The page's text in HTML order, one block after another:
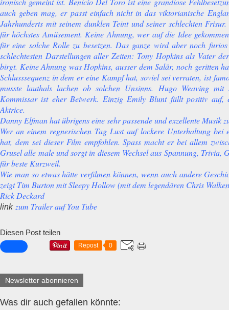
auch geben mag, er passt einfach nicht in das viktorianische
Jahrhunderts mit seinem dunklen Teint und seiner schlechten
für höchstes Amüsement. Keine Ahnung, wer auf die Idee
für eine solche Rolle zu besetzen. Das ganze wird aber noch
schlechtesten Darstellungen aller Zeiten: Tony Hopkins als Vater
birgt. Keine Ahnung was Hopkins, ausser dem Salär, noch geritten
Schlusssequenz in dem er eine Kampf hat, soviel sei verraten, ist
musste lauthals lachen ob solchen Unsinns. Hugo Weaving mit
Kommissar ist eher Beiwerk. Einzig Emily Blunt fällt positiv auf,
Aktrice.
Danny Elfman hat übrigens eine sehr passende und exzellente Musik
Wer an einem regnerischen Tag Lust auf lockere Unterhaltung bei
hat, dem sei dieser Film empfohlen. Spass macht er bei allem
Grusel alle male und sorgt in diesem Wechsel aus Spannung, Trivia,
für beste Kurzweil.
Wie man so etwas hätte verfilmen können, wenn auch andere
zeigt Tim Burton mit Sleepy Hollow (mit dem legendären Chris
Rick Deckard
linkzum Trailer auf You Tube
Diesen Post teilen
Repost 0
Newsletter abonnieren
Was dir auch gefallen könnte: